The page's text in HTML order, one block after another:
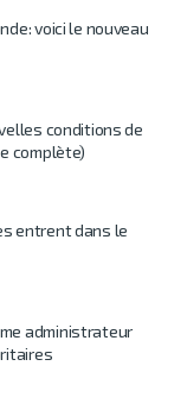
voici le nouveau
conditions de
complète)
entrent dans le
administrateur